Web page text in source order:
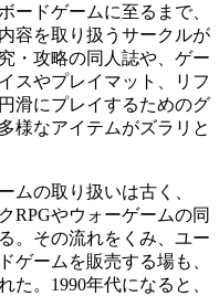
ードゲームに至るまで、
容を取り扱うサークルが
・攻略の同人誌や、ゲー
スやプレイマット、リフ
滑にプレイするためのグ
様なアイテムがズラリと
ムの取り扱いは古く、
RPGやウォーゲームの同
。その流れをくみ、ユー
ゲームを販売する場も、
た。1990年代になると、